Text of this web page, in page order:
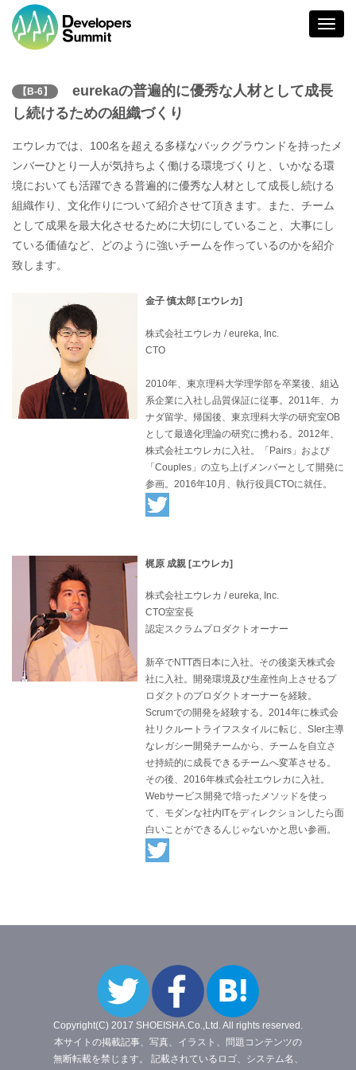
【B-6】
eurekaの普遍的に優秀な人材として成長
し続けるための組織づくり
エウレカでは、100名を超える多様なバックグラウンドを持ったメ
ンバーひとり一人が気持ちよく働ける環境づくりと、いかなる環
境においても活躍できる普遍的に優秀な人材として成長し続ける
組織作り、文化作りについて紹介させて頂きます。また、チーム
として成果を最大化させるために大切にしていること、大事にし
ている価値など、どのように強いチームを作っているのかを紹介
致します。
金子 慎太郎 [エウレカ]
株式会社エウレカ / eureka, Inc.
CTO
2010年、東京理科大学理学部を卒業後、組込
系企業に入社し品質保証に従事。2011年、カ
ナダ留学。帰国後、東京理科大学の研究室OB
として最適化理論の研究に携わる。2012年、
株式会社エウレカに入社。「Pairs」および
「Couples」の立ち上げメンバーとして開発に
参画。2016年10月、執行役員CTOに就任。
梶原 成親 [エウレカ]
株式会社エウレカ / eureka, Inc.
CTO室室長
認定スクラムプロダクトオーナー
新卒でNTT西日本に入社。その後楽天株式会
社に入社。開発環境及び生産性向上させるプ
ロダクトのプロダクトオーナーを経験。
Scrumでの開発を経験する。2014年に株式会
社リクルートライフスタイルに転じ、SIer主導
なレガシー開発チームから、チームを自立さ
せ持続的に成長できるチームへ変革させる。
その後、2016年株式会社エウレカに入社。
Webサービス開発で培ったメソッドを使っ
て、モダンな社内ITをディレクションしたら面
白いことができるんじゃないかと思い参画。
Copyright(C) 2017 SHOEISHA.Co.,Ltd. All rights reserved.
本サイトの掲載記事、写真、イラスト、問題コンテンツの
無断転載を禁じます。 記載されているロゴ、システム名、